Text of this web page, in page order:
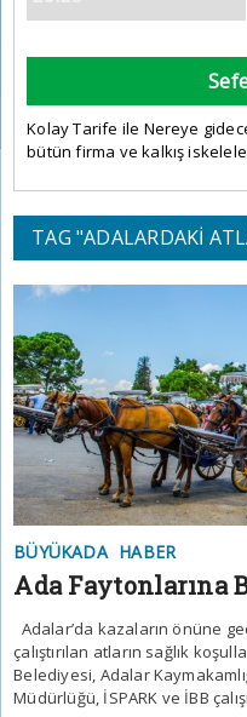
Kolay Tarife ile Nereye
bütün firma ve kalkış
TAG "ADALARDAKI
BÜYÜKADA HABER
Ada Faytonlarına
Adalar’da kazaların önüne
çalıştırılan atların sağlık
Belediyesi, Adalar
Müdürlüğü, İSPARK ve İBB